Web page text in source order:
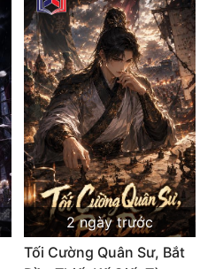
2 ngày trước
Tối Cường Quân Sư, Bắt